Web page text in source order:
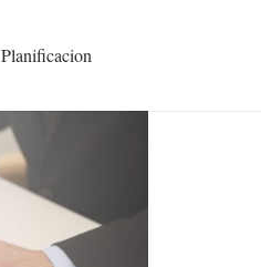
Planificacion